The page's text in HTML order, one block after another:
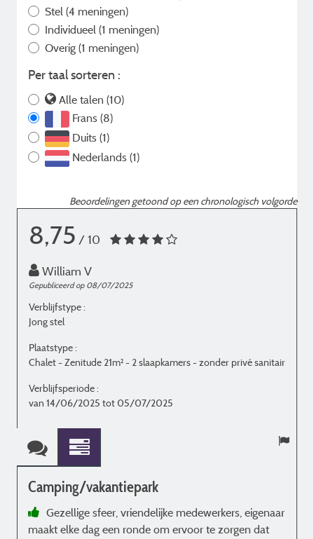
Stel (4 meningen)
Individueel (1 meningen)
Overig (1 meningen)
Per taal sorteren :
Alle talen (10)
Frans (8)
Duits (1)
Nederlands (1)
Beoordelingen getoond op een chronologisch volgorde
8,75 / 10
William V
Gepubliceerd op 08/07/2025
Verblijfstype :
Jong stel
Plaatstype :
Chalet - Zenitude 21m² - 2 slaapkamers - zonder privé sanitair
Verblijfsperiode :
van 14/06/2025 tot 05/07/2025
Camping/vakantiepark
Gezellige sfeer, vriendelijke medewerkers, eigenaar
maakt elke dag een ronde om ervoor te zorgen dat